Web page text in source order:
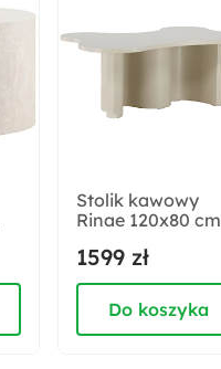
wybór:
Stolik kawowy
Rinae 120x80 cm
nieregularnym
kształcie
1599 zł
Do koszyka